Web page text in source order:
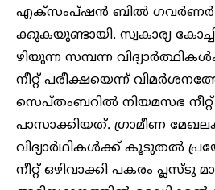
എക്സംപ്ഷൻ ബി​ൽ ഗ​വ​ർ​ണ​ർ
ക്കുകയുണ്ടായി. സ്വ​കാ​ര്യ
ഴി​യു​ന്ന സ​മ്പ​ന്ന
നീ​റ്റ് പ​രീ​ക്ഷ​യെ​ന്ന്
സെപ്തംബറിൽ നിയമസഭ
പാസാക്കിയത്. ഗ്രാമീണ
വിദ്യാർഥികൾക്ക് കൂടുതൽ
നീറ്റ് ഒഴിവാക്കി പകരം പ്ലസ്ടു